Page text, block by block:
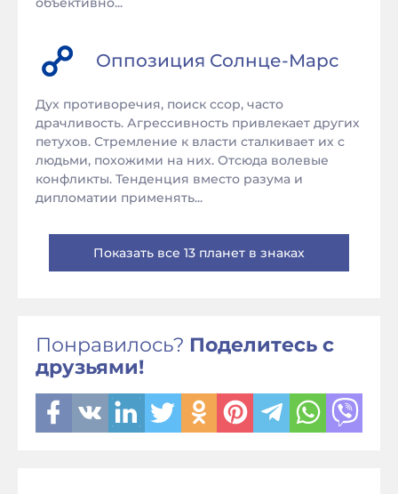
Оппозиция Солнце-Марс
Дух противоречия, поиск ссор, часто
драчливость. Агрессивность привлекает других
петухов. Стремление к власти сталкивает их с
людьми, похожими на них. Отсюда волевые
конфликты. Тенденция вместо разума и
дипломатии применять...
Показать все 13 планет в знаках
Понравилось? Поделитесь с
друзьями!